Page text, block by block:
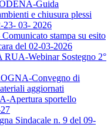
Guida
e chiusura plessi
23- 03- 2026
stampa su esito
del 02-03-2026
Webinar Sostegno 2°
Convegno di
aggiornati
Apertura sportello
Sindacale n. 9 del 09-